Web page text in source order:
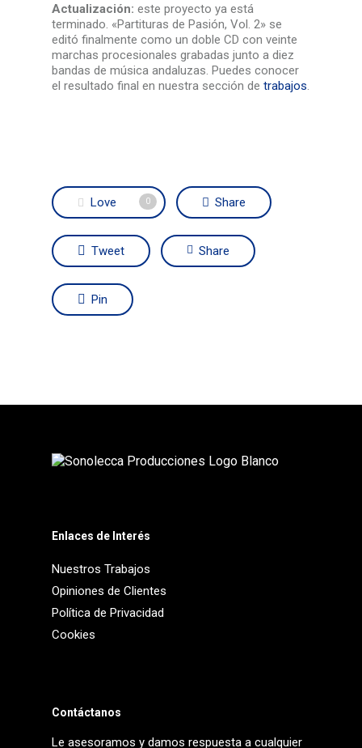
Actualización: este proyecto ya está
terminado. «Partituras de Pasión, Vol. 2» se
editó finalmente como un doble CD con veinte
marchas procesionales grabadas junto a diez
bandas de música andaluzas. Puedes conocer
el resultado final en nuestra sección detrabajos.
Love 0 Share
Tweet Share
Pin
Enlaces de Interés
Nuestros Trabajos
Opiniones de Clientes
Política de Privacidad
Cookies
Contáctanos
Le asesoramos y damos respuesta a cualquier